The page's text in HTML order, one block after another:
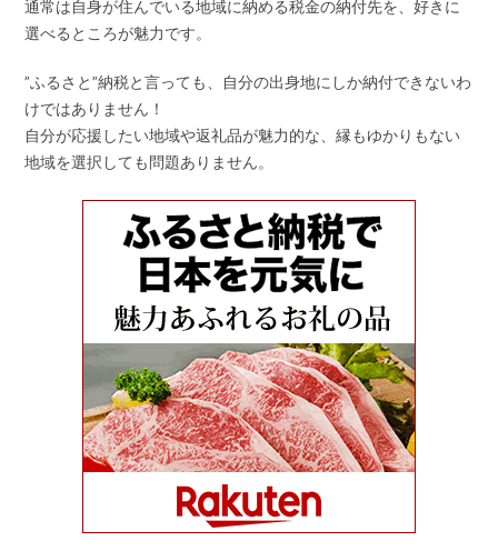
通常は自身が住んでいる地域に納める税金の納付先を、好きに
選べるところが魅力です。
”ふるさと”納税と言っても、自分の出身地にしか納付できないわ
けではありません！
自分が応援したい地域や返礼品が魅力的な、縁もゆかりもない
地域を選択しても問題ありません。